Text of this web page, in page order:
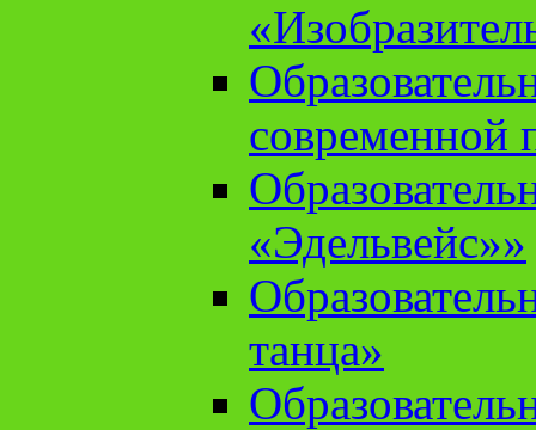
современной
«Эдельвейс»»
танца»